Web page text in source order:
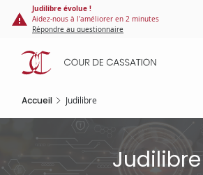
Panneau de gestion des cookies
contenu
principal
Judilibre évolue !
Aidez-nous à l'améliorer en 2 minutes
Répondre au questionnaire
Accueil Judilibre
Judilibre